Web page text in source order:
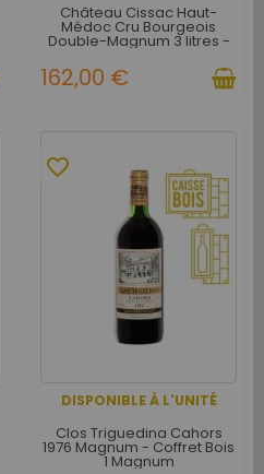
Château Cissac Haut-
Médoc Cru Bourgeois
Double-Magnum 3 litres -
Caisse Bois d'Origine
162,00 €
DISPONIBLE À L'UNITÉ
favorite_border
Clos Triguedina Cahors
1976 Magnum - Coffret Bois
1 Magnum